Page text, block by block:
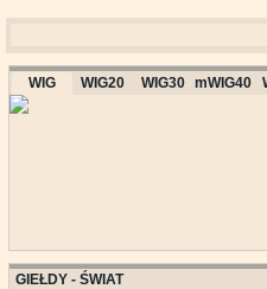
WIG WIG20 WIG30 mWIG40
GIEŁDY - ŚWIAT